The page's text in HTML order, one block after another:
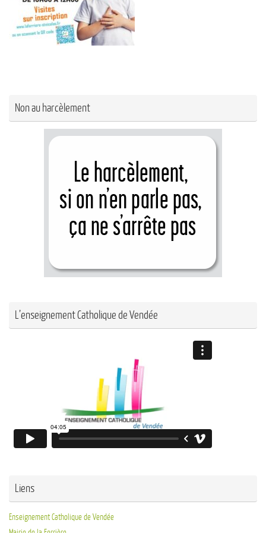
Non au harcèlement
L’enseignement Catholique de Vendée
Liens
Enseignement Catholique de Vendée